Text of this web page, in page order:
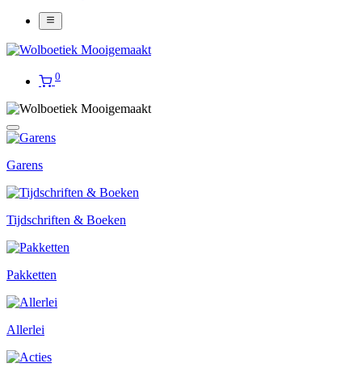
0
Garens
Tijdschriften & Boeken
Pakketten
Allerlei